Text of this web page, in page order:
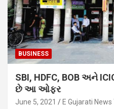
BUSINESS
SBI, HDFC, BOB અને
છે આ ઓફર
June 5, 2021 E Gujarati